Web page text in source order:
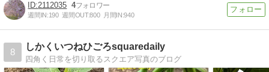
2112035 4
週間IN:190 週間OUT:800 月間IN:940
8
しかくいつねひごろsquaredaily
四角く日常を切り取るスクエア写真のブログ